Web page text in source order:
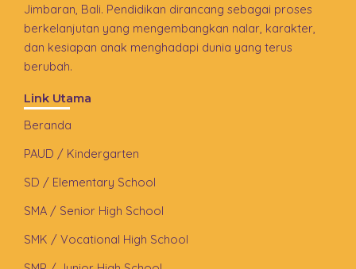
Jimbaran, Bali. Pendidikan dirancang sebagai proses
berkelanjutan yang mengembangkan nalar, karakter,
dan kesiapan anak menghadapi dunia yang terus
berubah.
Link Utama
Beranda
PAUD / Kindergarten
SD / Elementary School
SMA / Senior High School
SMK / Vocational High School